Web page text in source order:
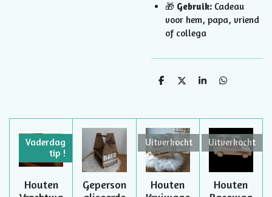
🎁 Gebruik:Cadeau
voor hem, papa, vriend
of collega
D
n
D
S
e
D
n
Vaderdag
tip !
Houten
Geperson
Uitverkocht
Houten
Uitverkocht
Houten